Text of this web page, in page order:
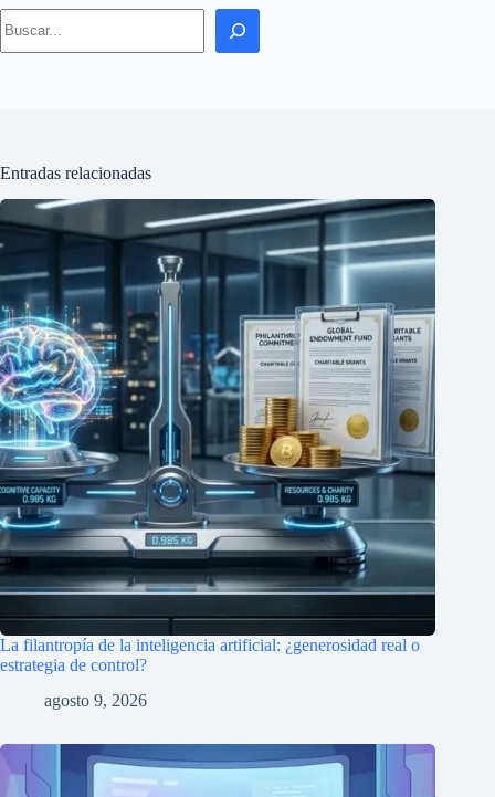
Search
Entradas relacionadas
La filantropía de la inteligencia artificial: ¿generosidad real o
estrategia de control?
agosto 9, 2026